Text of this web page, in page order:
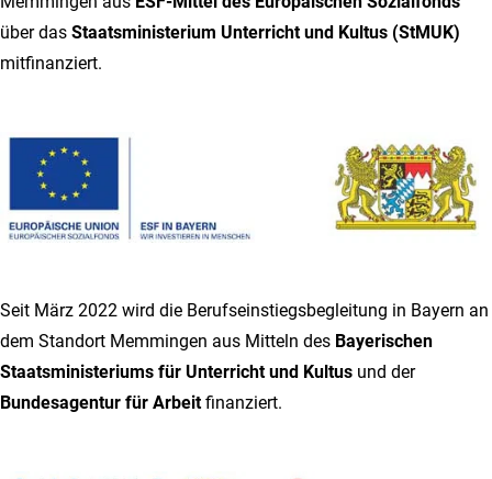
über das Staatsministerium Unterricht und Kultus (StMUK)
mitfinanziert.
Seit März 2022 wird die Berufseinstiegsbegleitung in Bayern an
dem Standort Memmingen aus Mitteln des Bayerischen
Staatsministeriums für Unterricht und Kultus und der
Bundesagentur für Arbeitfinanziert.